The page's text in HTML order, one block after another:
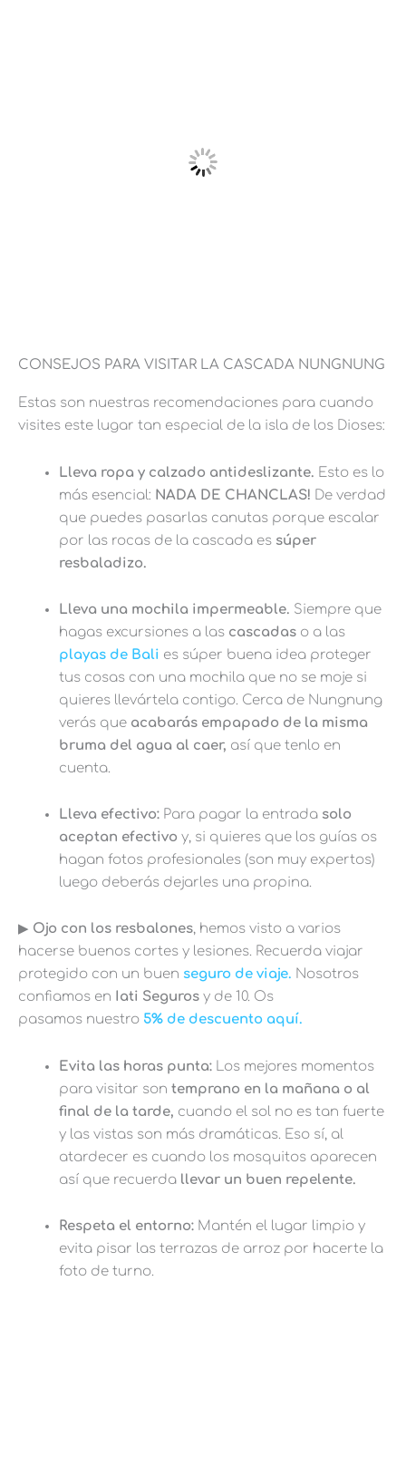
CONSEJOS PARA VISITAR LA CASCADA NUNGNUNG
Estas son nuestras recomendaciones para cuando
visites este lugar tan especial de la isla de los Dioses:
Lleva ropa y calzado antideslizante. Esto es lo
más esencial: NADA DE CHANCLAS! De verdad
que puedes pasarlas canutas porque escalar
por las rocas de la cascada es súper
resbaladizo.
Lleva una mochila impermeable. Siempre que
hagas excursiones a las cascadas o a las
playas de Bali es súper buena idea proteger
tus cosas con una mochila que no se moje si
quieres llevártela contigo. Cerca de Nungnung
verás que acabarás empapado de la misma
bruma del agua al caer, así que tenlo en
cuenta.
Lleva efectivo: Para pagar la entrada solo
aceptan efectivo y, si quieres que los guías os
hagan fotos profesionales (son muy expertos)
luego deberás dejarles una propina.
▶︎ Ojo con los resbalones, hemos visto a varios
hacerse buenos cortes y lesiones. Recuerda viajar
protegido con un buen seguro de viaje. Nosotros
confiamos en
Iati Seguros y de 10. Os
pasamos nuestro 5% de descuento aquí.
Evita las horas punta: Los mejores momentos
para visitar son temprano en la mañana o al
final de la tarde, cuando el sol no es tan fuerte
y las vistas son más dramáticas. Eso sí, al
atardecer es cuando los mosquitos aparecen
así que recuerda llevar un buen repelente.
Respeta el entorno: Mantén el lugar limpio y
evita pisar las terrazas de arroz por hacerte la
foto de turno.